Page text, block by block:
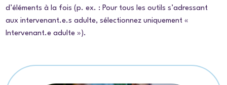
d’éléments à la fois (p. ex. : Pour tous les outils s’adressant
aux intervenant.e.s adulte, sélectionnez uniquement «
Intervenant.e adulte »).